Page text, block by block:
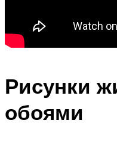
Рисунки
обоями